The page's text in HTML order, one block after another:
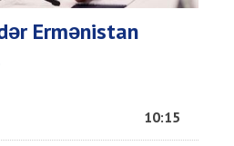
Ermənistan
10:15